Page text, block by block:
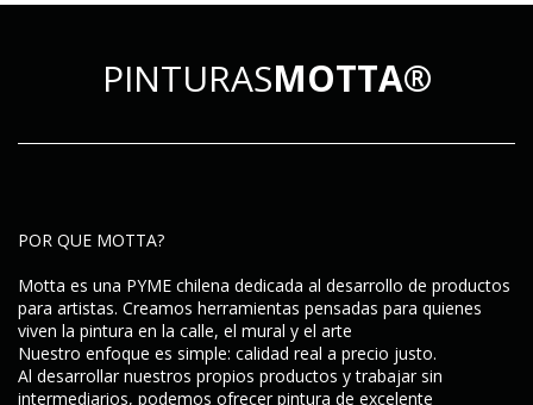
PINTURASMOTTA®
POR QUE MOTTA?
Motta es una PYME chilena dedicada al desarrollo de productos
para artistas. Creamos herramientas pensadas para quienes
viven la pintura en la calle, el mural y el arte
Nuestro enfoque es simple: calidad real a precio justo.
Al desarrollar nuestros propios productos y trabajar sin
intermediarios, podemos ofrecer pintura de excelente